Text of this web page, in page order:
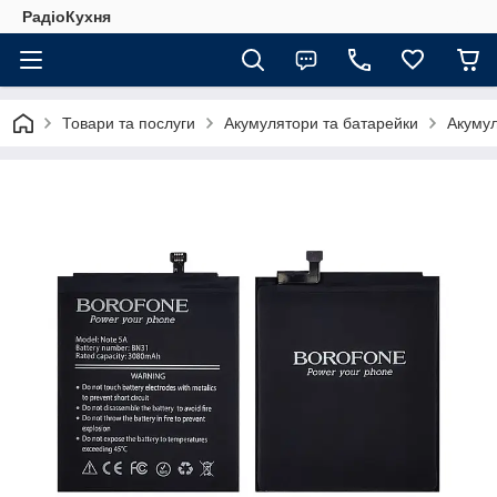
РадіоКухня
Товари та послуги Акумулятори та батарейки